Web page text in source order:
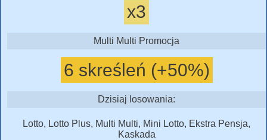
x3
Multi Multi Promocja
6 skreśleń (+50%)
Dzisiaj losowania:
Lotto, Lotto Plus, Multi Multi, Mini Lotto, Ekstra Pensja,
Kaskada